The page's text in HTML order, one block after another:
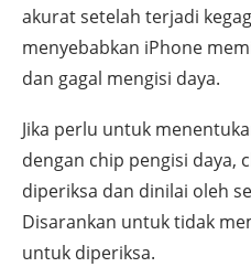
akurat setelah terjadi
menyebabkan iPhone
dan gagal mengisi daya.
Jika perlu untuk
dengan chip pengisi daya,
diperiksa dan dinilai oleh
Disarankan untuk tidak
untuk diperiksa.